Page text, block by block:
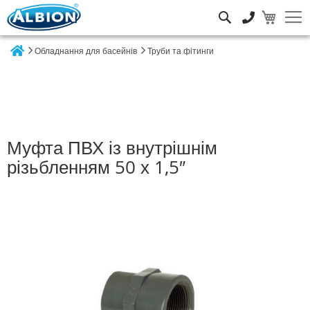
Обладнання для басейнів Труби та фітинги
Муфта ПВХ із внутрішнім
різьбленням 50 х 1,5″